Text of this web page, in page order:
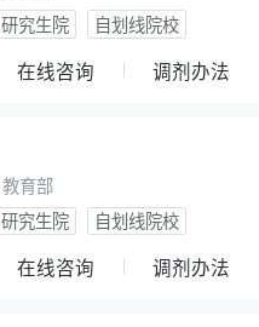
研究生院 自划线院校
在线咨询 调剂办法
教育部
研究生院 自划线院校
在线咨询 调剂办法